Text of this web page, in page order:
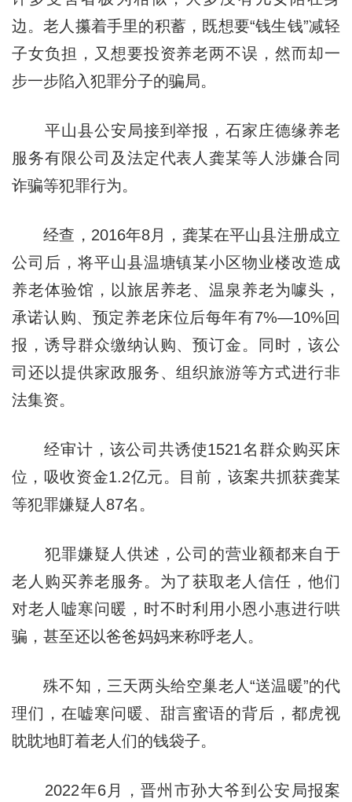
边。老人攥着手里的积蓄，既想要“钱生钱”减轻
子女负担，又想要投资养老两不误，然而却一
步一步陷入犯罪分子的骗局。
平山县公安局接到举报，石家庄德缘养老
服务有限公司及法定代表人龚某等人涉嫌合同
诈骗等犯罪行为。
经查，2016年8月，龚某在平山县注册成立
公司后，将平山县温塘镇某小区物业楼改造成
养老体验馆，以旅居养老、温泉养老为噱头，
承诺认购、预定养老床位后每年有7%—10%回
报，诱导群众缴纳认购、预订金。同时，该公
司还以提供家政服务、组织旅游等方式进行非
法集资。
经审计，该公司共诱使1521名群众购买床
位，吸收资金1.2亿元。目前，该案共抓获龚某
等犯罪嫌疑人87名。
犯罪嫌疑人供述，公司的营业额都来自于
老人购买养老服务。为了获取老人信任，他们
对老人嘘寒问暖，时不时利用小恩小惠进行哄
骗，甚至还以爸爸妈妈来称呼老人。
殊不知，三天两头给空巢老人“送温暖”的代
理们，在嘘寒问暖、甜言蜜语的背后，都虎视
眈眈地盯着老人们的钱袋子。
2022年6月，晋州市孙大爷到公安局报案